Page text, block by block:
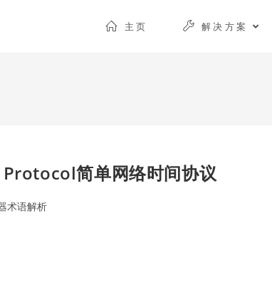
主页 解决方案
简单网络时间协议
术语解析